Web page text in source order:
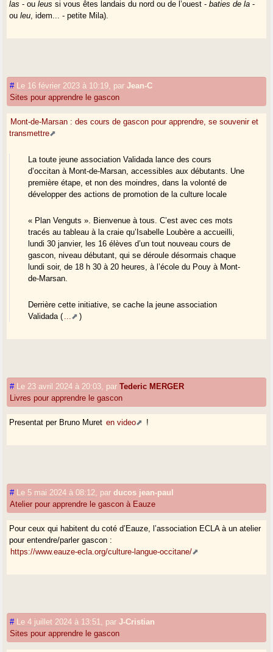
las - ouleus si vous êtes landais du nord ou de l’ouest -baties de la -
ouleu , idem... - petite Mila).
# Le 16 février 2023 à 10:19 parJean-C
Sites pour apprendre le gascon
Mont-de-Marsan : des cours de gascon pour apprendre, se souvenir et
transmettre
La toute jeune association Validada lance des cours
d’occitan à Mont-de-Marsan, accessibles aux débutants. Une
première étape, et non des moindres, dans la volonté de
développer des actions de promotion de la culture locale
« Plan Venguts ». Bienvenue à tous. C’est avec ces mots
tracés au tableau à la craie qu’Isabelle Loubère a accueilli,
lundi 30 janvier, les 16 élèves d’un tout nouveau cours de
gascon, niveau débutant, qui se déroule désormais chaque
lundi soir, de 18 h 30 à 20 heures, à l’école du Pouy à Mont-
de-Marsan.
Derrière cette initiative, se cache la jeune association
Validada (
)
# Le 23 avril 2024 à 20:03 parTederic MERGER
Livres pour apprendre le gascon
Presentat per Bruno Muret en video !
# Le 5 mai 2024 à 08:12 parducos jean-paul
Atelier pour apprendre le gascon à Eauze
Pour ceux qui habitent du coté d’Eauze, l’association ECLA à un atelier
pour entendre/parler gascon :
https://www.eauze-ecla.org/culture-langue-occitane/
# Le 4 juillet 2024 à 13:51 parJ-Cristian
Sites pour apprendre le gascon